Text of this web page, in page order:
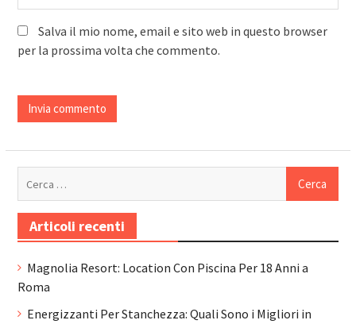
Salva il mio nome, email e sito web in questo browser
per la prossima volta che commento.
Articoli recenti
Magnolia Resort: Location Con Piscina Per 18 Anni a
Roma
Energizzanti Per Stanchezza: Quali Sono i Migliori in